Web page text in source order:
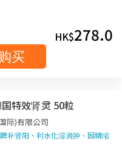
HK$278.0
购买
特效肾灵 50粒
际)有限公司
补肾阳、利水化湿消肿、固精缩